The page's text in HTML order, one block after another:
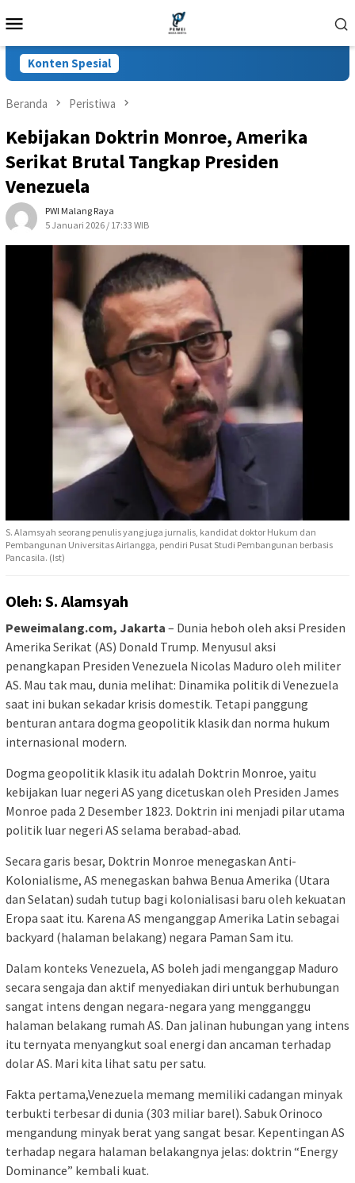
ke
Mobile
Konten Spesial
Beranda Peristiwa
Kebijakan Doktrin Monroe, Amerika
Serikat Brutal Tangkap Presiden
Venezuela
PWI Malang Raya
5 Januari 2026 / 17:33 WIB
S. Alamsyah seorang penulis yang juga jurnalis, kandidat doktor Hukum dan
Pembangunan Universitas Airlangga, pendiri Pusat Studi Pembangunan berbasis
Pancasila. (Ist)
Oleh: S. Alamsyah
Peweimalang.com, Jakarta – Dunia heboh oleh aksi Presiden
Amerika Serikat (AS) Donald Trump. Menyusul aksi
penangkapan Presiden Venezuela Nicolas Maduro oleh militer
AS. Mau tak mau, dunia melihat: Dinamika politik di Venezuela
saat ini bukan sekadar krisis domestik. Tetapi panggung
benturan antara dogma geopolitik klasik dan norma hukum
internasional modern.
Dogma geopolitik klasik itu adalah Doktrin Monroe, yaitu
kebijakan luar negeri AS yang dicetuskan oleh Presiden James
Monroe pada 2 Desember 1823. Doktrin ini menjadi pilar utama
politik luar negeri AS selama berabad-abad.
Secara garis besar, Doktrin Monroe menegaskan Anti-
Kolonialisme, AS menegaskan bahwa Benua Amerika (Utara
dan Selatan) sudah tutup bagi kolonialisasi baru oleh kekuatan
Eropa saat itu. Karena AS menganggap Amerika Latin sebagai
backyard (halaman belakang) negara Paman Sam itu.
Dalam konteks Venezuela, AS boleh jadi menganggap Maduro
secara sengaja dan aktif menyediakan diri untuk berhubungan
sangat intens dengan negara-negara yang mengganggu
halaman belakang rumah AS. Dan jalinan hubungan yang intens
itu ternyata menyangkut soal energi dan ancaman terhadap
dolar AS. Mari kita lihat satu per satu.
Fakta pertama,Venezuela memang memiliki cadangan minyak
terbukti terbesar di dunia (303 miliar barel). Sabuk Orinoco
mengandung minyak berat yang sangat besar. Kepentingan AS
terhadap negara halaman belakangnya jelas: doktrin “Energy
Dominance” kembali kuat.